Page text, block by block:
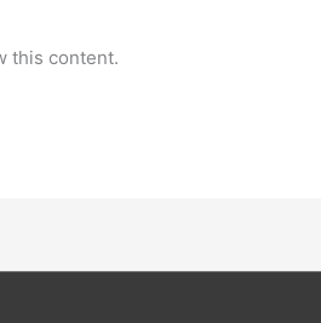
this content.